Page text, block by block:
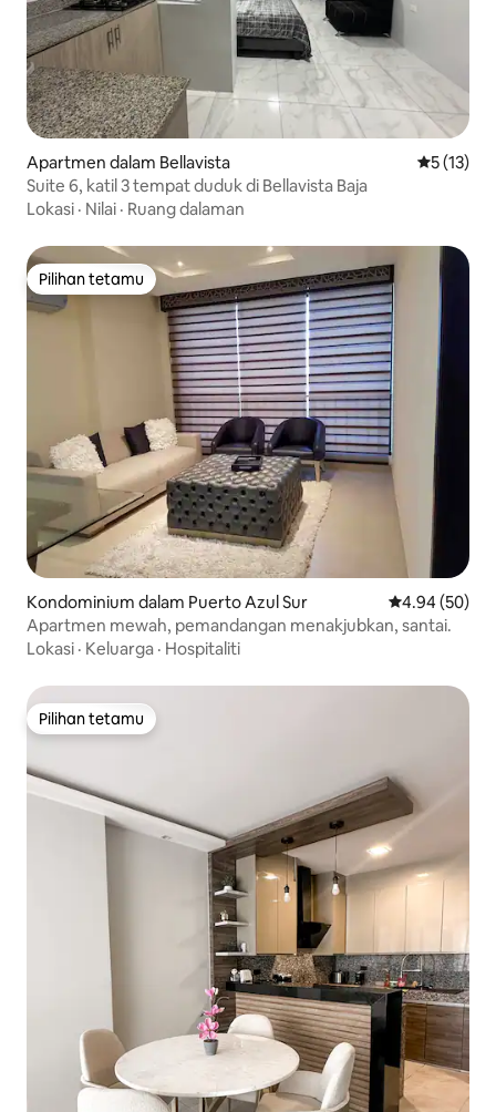
Apartmen dalam Bellavista
5 (13)
Suite 6, katil 3 tempat duduk di Bellavista Baja
Lokasi · Nilai · Ruang dalaman
Pilihan tetamu
Pilihan tetamu
Kondominium dalam Puerto Azul Sur Penarafan
4.94 (50)
Apartmen mewah, pemandangan menakjubkan, santai.
Lokasi · Keluarga · Hospitaliti
Pilihan tetamu
Pilihan tetamu